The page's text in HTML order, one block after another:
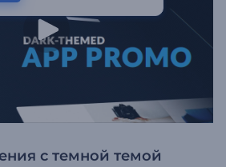
с темной темой